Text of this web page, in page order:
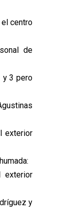
centro
de
y 3 pero
exterior
exterior
y